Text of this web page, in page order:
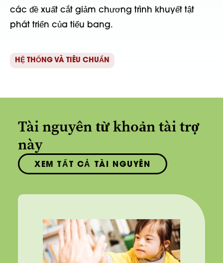
các đề xuất cắt giảm chương trình khuyết tật
phát triển của tiểu bang.
HỆ THỐNG VÀ TIÊU CHUẨN
Tài nguyên từ khoản tài trợ
này
XEM TẤT CẢ TÀI NGUYÊN